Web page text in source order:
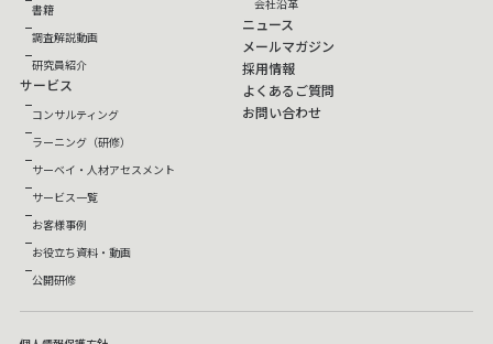
書籍
調査解説動画
研究員紹介
サービス
コンサルティング
ラーニング（研修）
サーベイ・人材アセスメント
サービス一覧
お客様事例
お役立ち資料・動画
公開研修
会社沿革
ニュース
メールマガジン
採用情報
よくあるご質問
お問い合わせ